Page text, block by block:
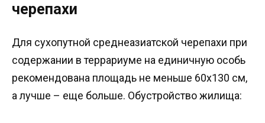
черепахи
Для сухопутной среднеазиатской черепахи при
содержании в террариуме на единичную особь
рекомендована площадь не меньше 60х130 см,
а лучше – еще больше. Обустройство жилища: